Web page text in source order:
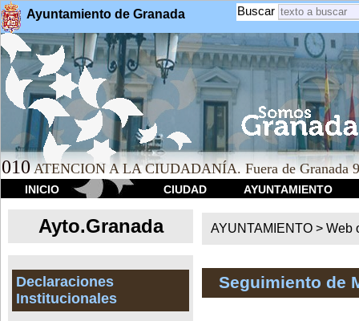
Ayuntamiento de Granada Buscar
010 ATENCION A LA CIUDADANÍA. Fuera de Granada
INICIO CIUDAD AYUNTAMIENTO
Ayto.Granada
Declaraciones
Institucionales
AYUNTAMIENTO > Web
Seguimiento de